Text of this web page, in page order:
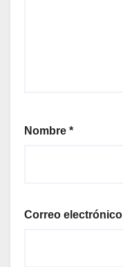
Nombre *
Correo electrónico